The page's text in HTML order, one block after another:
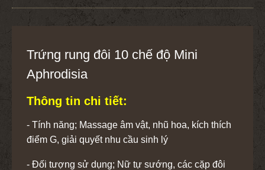
Trứng rung đôi 10 chế độ Mini
Aphrodisia
Thông tin chi tiết:
- Tính năng; Massage âm vật, nhũ hoa, kích thích
điểm G, giải quyết nhu cầu sinh lý
- Đối tượng sử dụng; Nữ tự sướng, các cặp đôi